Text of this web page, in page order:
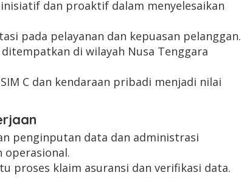
dan proaktif dalam menyelesaikan
pada pelayanan dan kepuasan pelanggan.
ditempatkan di wilayah Nusa Tenggara
C dan kendaraan pribadi menjadi nilai
penginputan data dan administrasi
operasional.
proses klaim asuransi dan verifikasi data.